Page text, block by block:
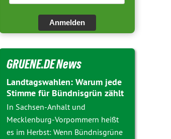
Anmelden
GRUENE.DE News
Landtagswahlen: Warum jede
Stimme für Bündnisgrün zählt
In Sachsen-Anhalt und
Mecklenburg-Vorpommern heißt
es im Herbst: Wenn Bündnisgrüne